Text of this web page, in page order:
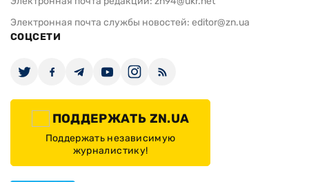
Электронная почта службы новостей: editor@zn.ua
СОЦСЕТИ
ПОДДЕРЖАТЬ ZN.UA
Поддержать независимую
журналистику!